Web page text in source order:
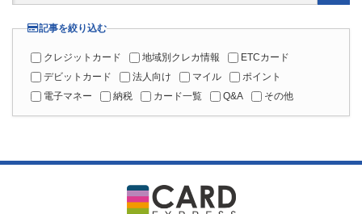
記事を絞り込む
クレジットカード 地域別クレカ情報
ETCカード
デビットカード
法人向け マイル
ポイント
電子マネー
納税 カード一覧 Q&A その他